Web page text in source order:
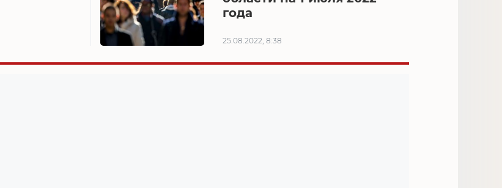
года
25.08.2022, 8:38